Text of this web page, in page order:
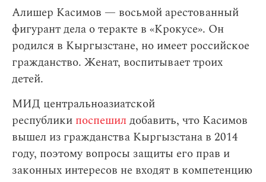
Алишер Касимов — восьмой арестованный
фигурант дела о теракте в «Крокусе». Он
родился в Кыргызстане, но имеет российское
гражданство. Женат, воспитывает троих
детей.
МИД центральноазиатской
республики поспешилдобавить, что Касимов
вышел из гражданства Кыргызстана в 2014
году, поэтому вопросы защиты его прав и
законных интересов не входят в компетенцию